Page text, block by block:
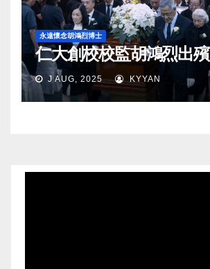
永遠懷念胡鴻烈博士
仁大創校校監胡鴻烈出殯
J AUG, 2025 KYYAN